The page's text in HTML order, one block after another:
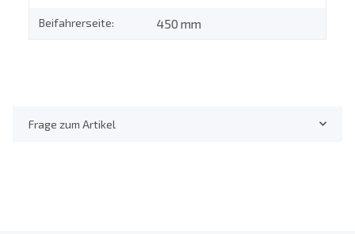
Beifahrerseite: 450 mm
Frage zum Artikel